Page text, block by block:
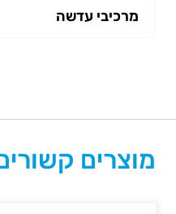
מרכיבי עדשה
מוצרים